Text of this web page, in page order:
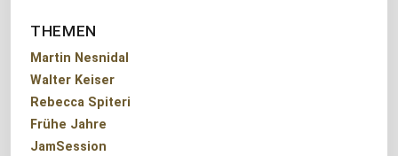
THEMEN
Martin Nesnidal
Walter Keiser
Rebecca Spiteri
Frühe Jahre
JamSession